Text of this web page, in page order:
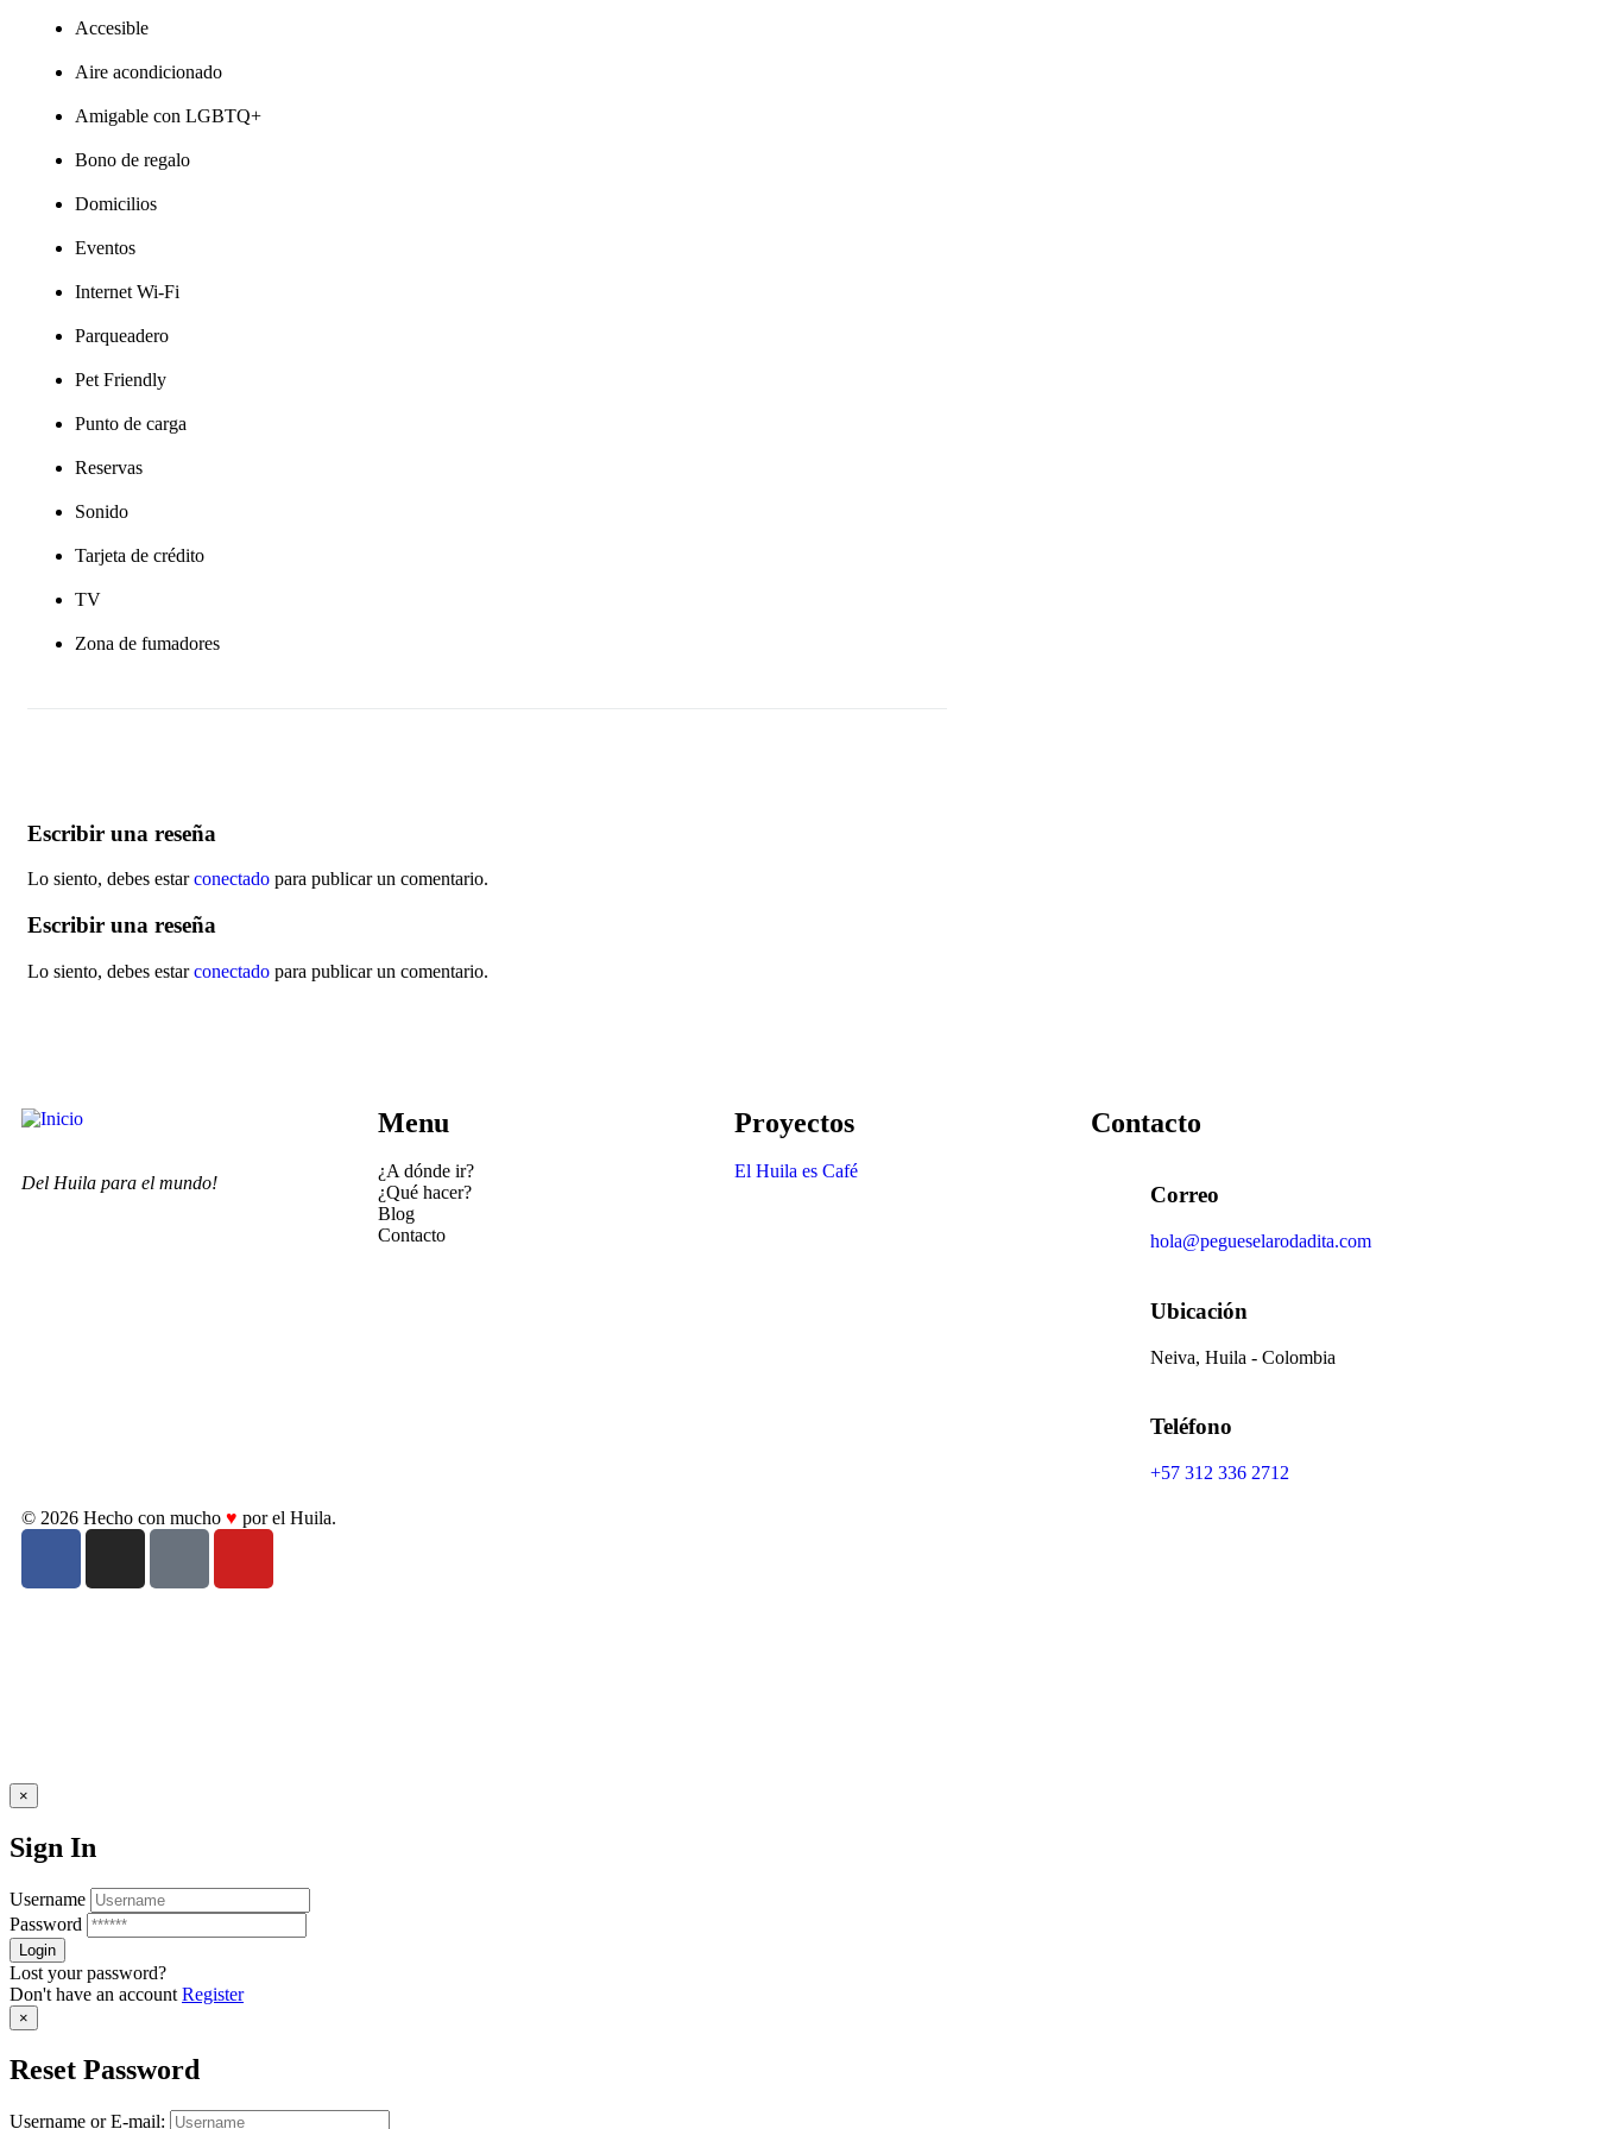
Accesible
Aire acondicionado
Amigable con LGBTQ+
Bono de regalo
Domicilios
Eventos
Internet Wi-Fi
Parqueadero
Pet Friendly
Punto de carga
Reservas
Sonido
Tarjeta de crédito
TV
Zona de fumadores
Lo siento, debes estarconectado para publicar un comentario.
Lo siento, debes estarconectado para publicar un comentario.
Del Huila para el mundo!
Menu
¿A dónde ir?
¿Qué hacer?
Blog
Contacto
Proyectos
El Huila es Café
Contacto
Correo
hola@pegueselarodadita.com
Ubicación
Neiva, Huila - Colombia
Teléfono
+57 312 336 2712
© 2026 Hecho con mucho ♥ por el Huila.
×
Sign In
Username
Password
Lost your password?
Don't have an account Register
×
Reset Password
Username or E-mail: